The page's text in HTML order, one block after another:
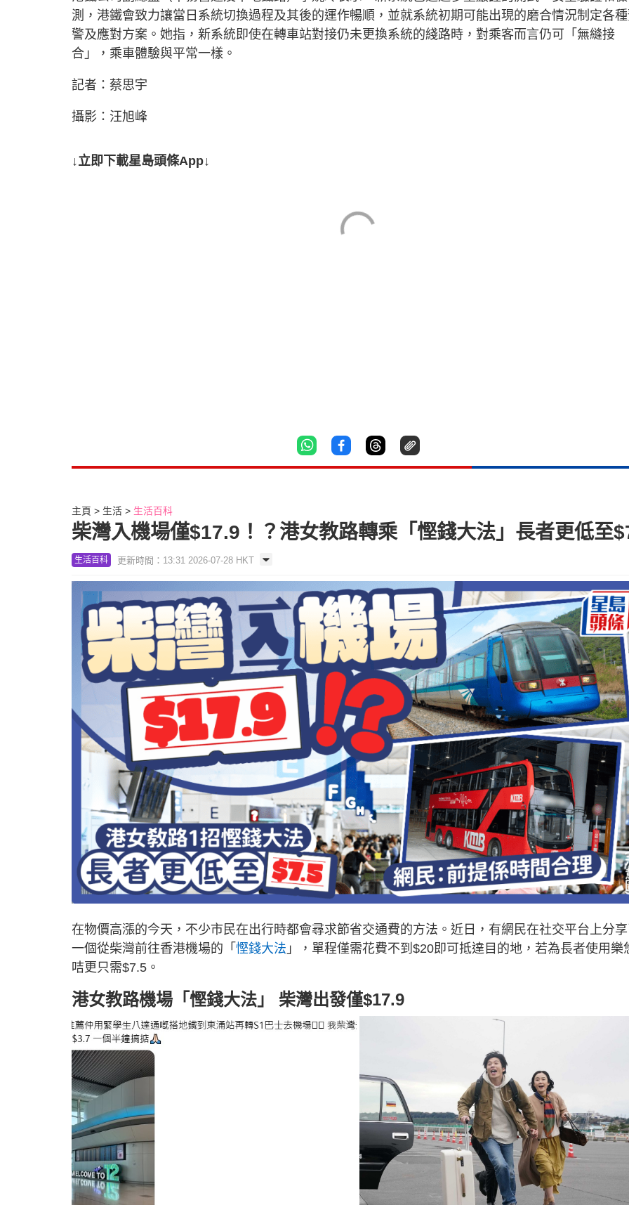
測，港鐵會致力讓當日系統切換過程及其後的運作暢順，並就系統初期可能出現的磨合情況制定各
警及應對方案。她指，新系統即使在轉車站對接仍未更換系統的綫路時，對乘客而言仍可「無縫接
合」，乘車體驗與平常一樣。
記者：蔡思宇
攝影：汪旭峰
↓立即下載星島頭條App↓
主頁 生活 生活百科
柴灣入機場僅$17.9！？港女教路轉乘「慳錢大法」長者更低至
生活百科 更新時間：13:31 2026-07-28 HKT
在物價高漲的今天，不少市民在出行時都會尋求節省交通費的方法。近日，有網民在社交平台上分
一個從柴灣前往香港機場的「 慳錢大法 」，單程僅需花費不到$20即可抵達目的地，若為長者使用樂
咭更只需$7.5。
港女教路機場「慳錢大法」 柴灣出發僅$17.9